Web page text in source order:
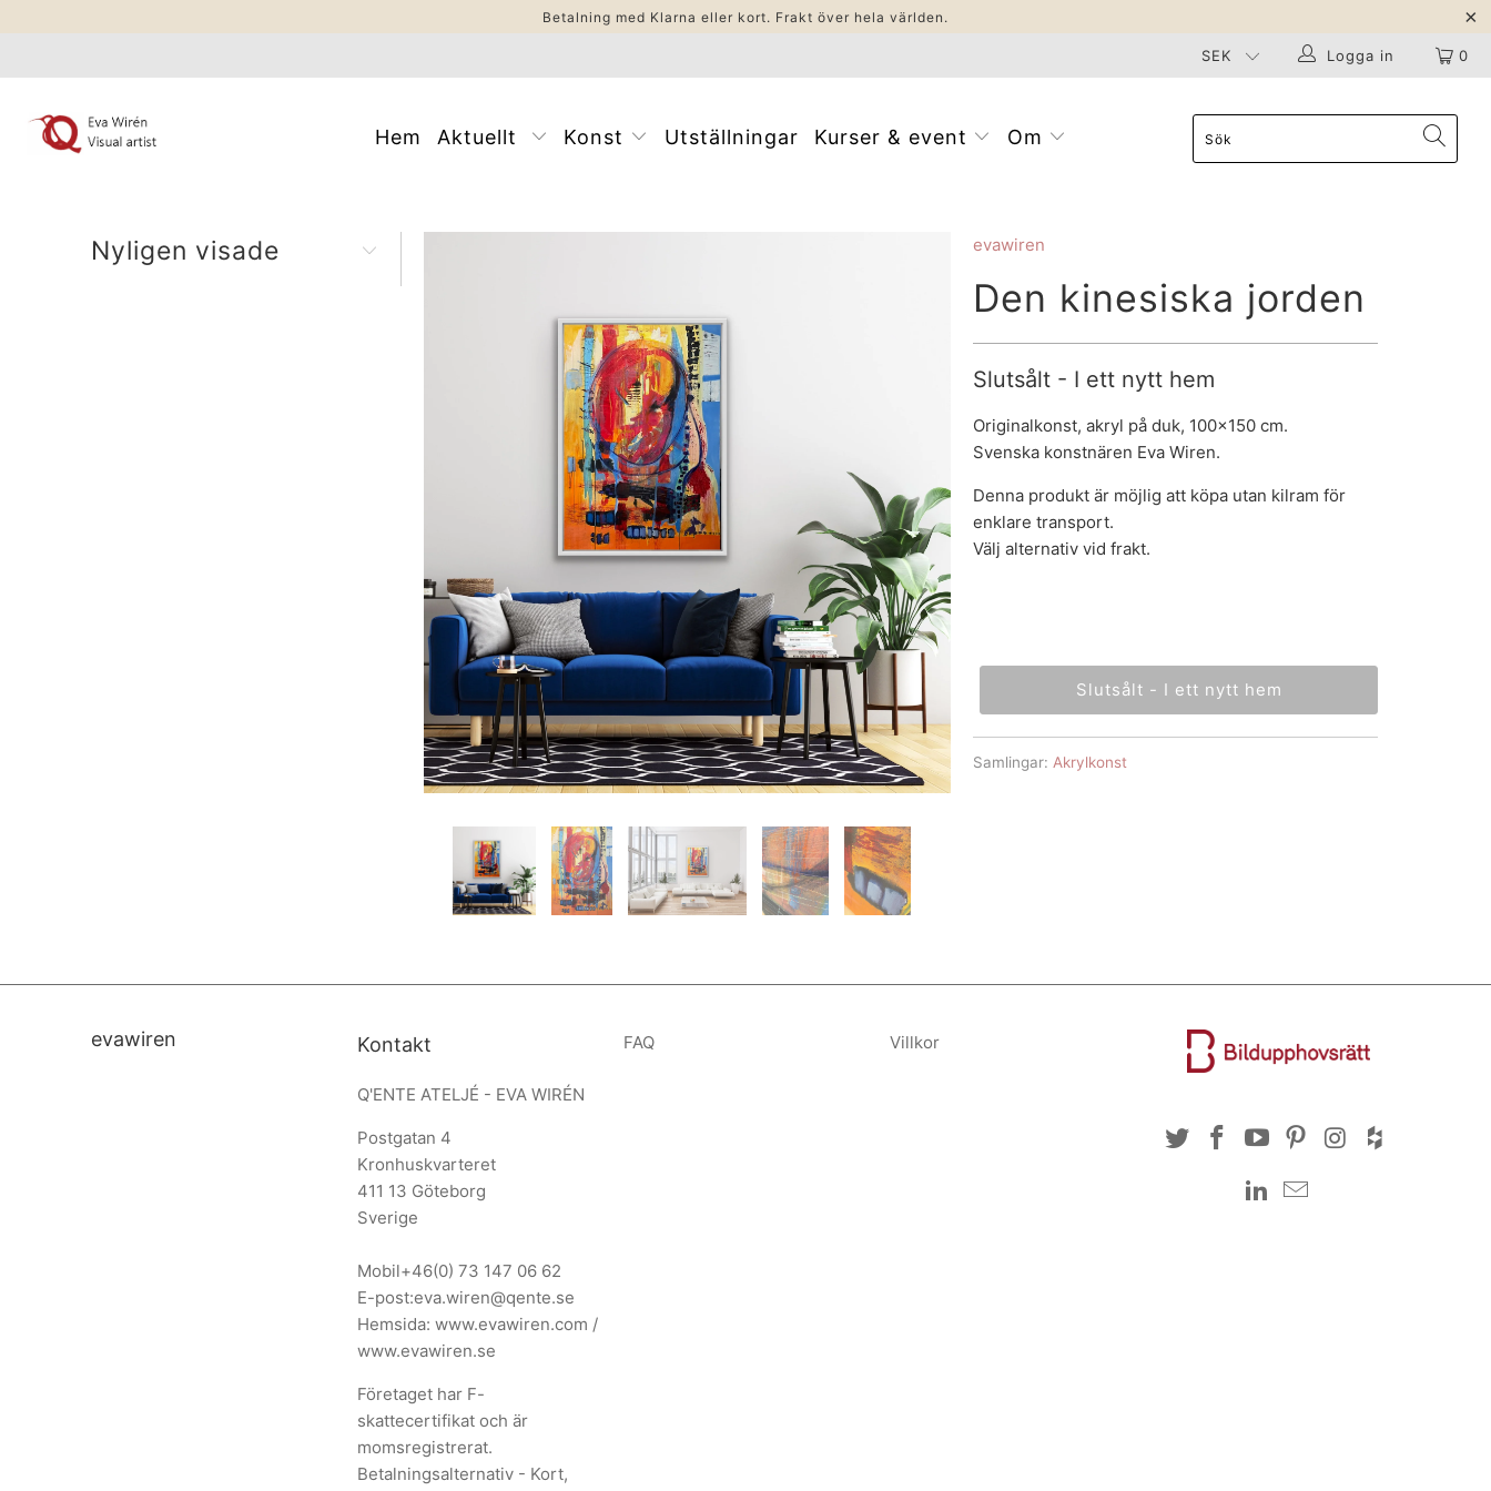
Betalning med Klarna eller kort. Frakt över hela världen.
0
Logga in
Hem Aktuellt Konst Utställningar Kurser & event Om
Nyligen visade evawiren
Den kinesiska jorden
Slutsålt - I ett nytt hem
Originalkonst, akryl på duk, 100x150 cm.
Svenska konstnären Eva Wiren.
Denna produkt är möjlig att köpa utan kilram för
enklare transport.
Välj alternativ vid frakt.
Slutsålt - I ett nytt hem
Samlingar: Akrylkonst
evawiren Kontakt
Q'ENTE ATELJÉ - EVA WIRÉN
Postgatan 4
Kronhuskvarteret
411 13 Göteborg
Sverige
Mobil+46(0) 73 147 06 62
E-post:eva.wiren@qente.se
Hemsida: www.evawiren.com /
www.evawiren.se
Företaget har F-
skattecertifikat och är
momsregistrerat.
Betalningsalternativ - Kort,
FAQ Villkor